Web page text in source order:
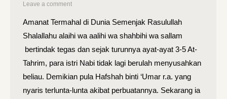
Leave a comment
Amanat Termahal di Dunia Semenjak Rasulullah
Shalallahu alaihi wa aalihi wa shahbihi wa sallam
bertindak tegas dan sejak turunnya ayat-ayat 3-5 At-
Tahrim, para istri Nabi tidak lagi berulah menyusahkan
beliau. Demikian pula Hafshah binti ‘Umar r.a. yang
nyaris terlunta-lunta akibat perbuatannya. Sekarang ia